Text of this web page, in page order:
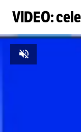
VIDEO:
Unmute